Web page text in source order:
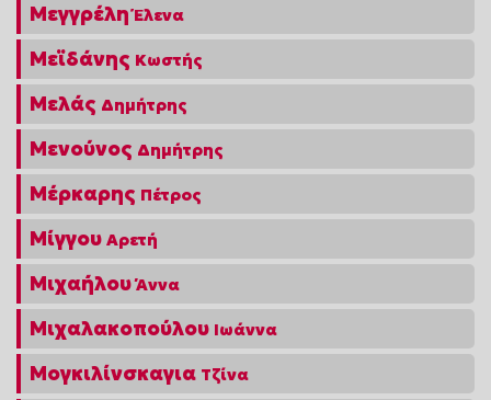
Μεγγρέλη Έλενα
Μεϊδάνης Κωστής
Μελάς Δημήτρης
Μενούνος Δημήτρης
Μέρκαρης Πέτρος
Μίγγου Αρετή
Μιχαήλου Άννα
Μιχαλακοπούλου Ιωάννα
Μογκιλίνσκαγια Τζίνα